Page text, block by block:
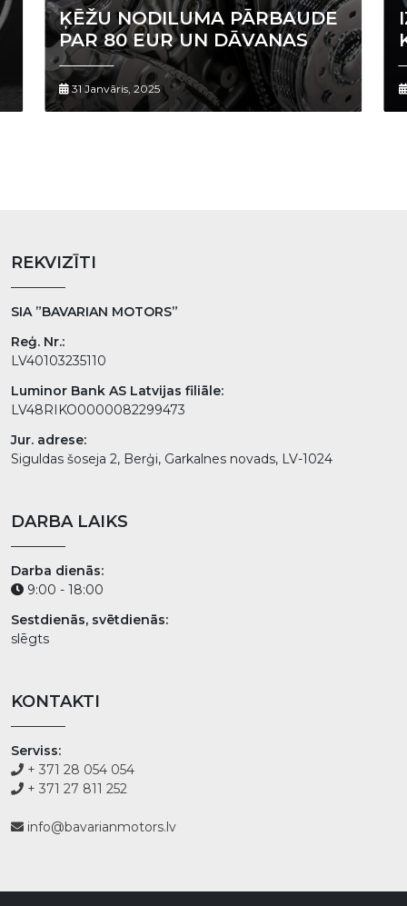
ĶĒŽU NODILUMA PĀRBAUDE
PAR 80 EUR UN DĀVANAS
31 Janvāris, 2025
REKVIZĪTI
SIA ”BAVARIAN MOTORS”
Reģ. Nr.:
LV40103235110
Luminor Bank AS Latvijas filiāle:
LV48RIKO0000082299473
Jur. adrese:
Siguldas šoseja 2, Berģi, Garkalnes novads, LV-1024
DARBA LAIKS
Darba dienās:
9:00 - 18:00
Sestdienās, svētdienās:
slēgts
KONTAKTI
Serviss:
+ 371 28 054 054
+ 371 27 811 252
info@bavarianmotors.lv